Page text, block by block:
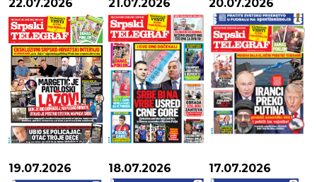
22.07.2026 21.07.2026 20.07.2026
19.07.2026 18.07.2026 17.07.2026